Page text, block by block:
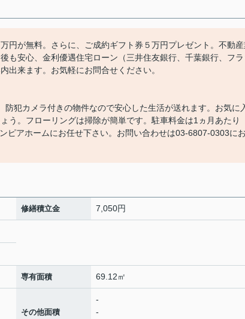
円が無料。さらに、ご成約ギフト券５万円プレゼント。不動
も安心、金利優遇住宅ローン（三井住友銀行、千葉銀行、フラ
出来ます。お気軽にお問合せください。
カメラ付きの物件なので安心した生活が送れます。お気に
う。フローリングは掃除が簡単です。駐車料金は1ヵ月あたり
ピアホームにお任せ下さい。お問い合わせは03-6807-0303にお
修繕積立金 7,050円
専有面積 69.12㎡
その他面積
-
-